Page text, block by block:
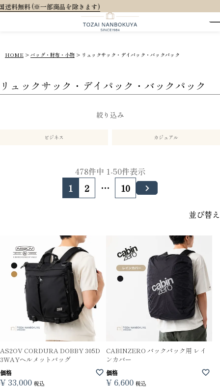
HOME バッグ・財布・小物 リュックサック・デイパック・バックパック
リュックサック・デイパック・バックパック
絞り込み
ビジネス カジュアル
並び替え
478件中 1-50件表示
1 2 … 10
AS2OV CORDURA DOBBY 305D
3WAYヘルメットバッグ
価格
¥ 33,000 税込
CABINZERO バックパック用 レイ
ンカバー
価格
¥ 6,600 税込